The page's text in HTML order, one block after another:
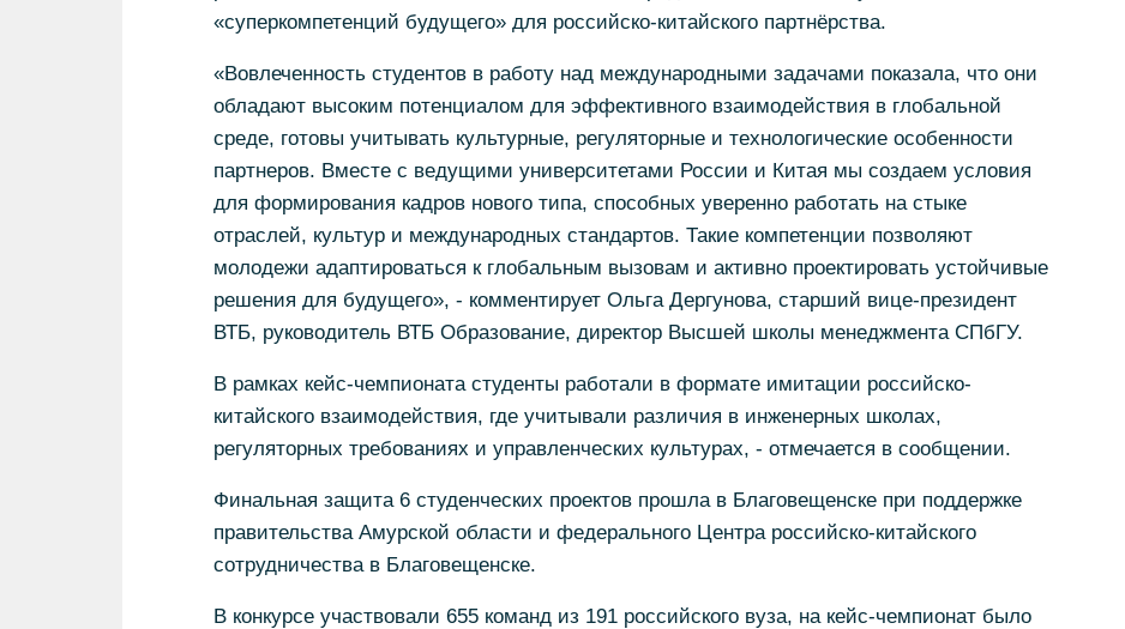
«суперкомпетенций будущего» для российско-китайского партнёрства.
«Вовлеченность студентов в работу над международными задачами показала, что они
обладают высоким потенциалом для эффективного взаимодействия в глобальной
среде, готовы учитывать культурные, регуляторные и технологические особенности
партнеров. Вместе с ведущими университетами России и Китая мы создаем условия
для формирования кадров нового типа, способных уверенно работать на стыке
отраслей, культур и международных стандартов. Такие компетенции позволяют
молодежи адаптироваться к глобальным вызовам и активно проектировать устойчивые
решения для будущего», - комментирует Ольга Дергунова, старший вице-президент
ВТБ, руководитель ВТБ Образование, директор Высшей школы менеджмента СПбГУ.
В рамках кейс-чемпионата студенты работали в формате имитации российско-
китайского взаимодействия, где учитывали различия в инженерных школах,
регуляторных требованиях и управленческих культурах, - отмечается в сообщении.
Финальная защита 6 студенческих проектов прошла в Благовещенске при поддержке
правительства Амурской области и федерального Центра российско-китайского
сотрудничества в Благовещенске.
В конкурсе участвовали 655 команд из 191 российского вуза, на кейс-чемпионат было